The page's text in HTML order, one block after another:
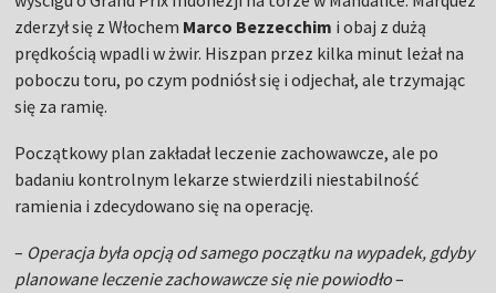
zderzył się z Włochem Marco Bezzecchim i obaj z dużą
prędkością wpadli w żwir. Hiszpan przez kilka minut leżał na
poboczu toru, po czym podniósł się i odjechał, ale trzymając
się za ramię.
Początkowy plan zakładał leczenie zachowawcze, ale po
badaniu kontrolnym lekarze stwierdzili niestabilność
ramienia i zdecydowano się na operację.
– Operacja była opcją od samego początku na wypadek, gdyby
planowane leczenie zachowawcze się nie powiodło–